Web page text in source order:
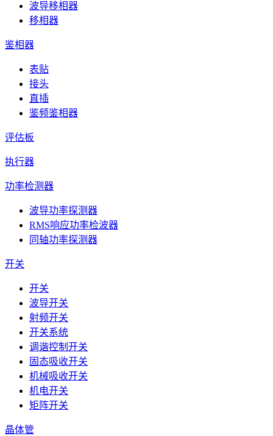
波导移相器
移相器
鉴相器
表贴
接头
直插
鉴频鉴相器
评估板
执行器
功率检测器
波导功率探测器
RMS响应功率检波器
同轴功率探测器
开关
开关
波导开关
射频开关
开关系统
调谐控制开关
固态吸收开关
机械吸收开关
机电开关
矩阵开关
晶体管